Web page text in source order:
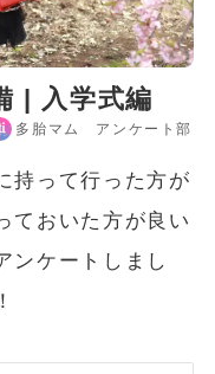
| 入学式編
多胎マム アンケート部
持って行った方が
ておいた方が良い
ンケートしまし